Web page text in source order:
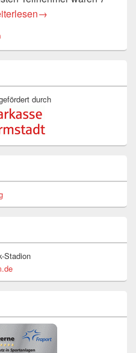
Verleihung 2014
→
durch
Stadion